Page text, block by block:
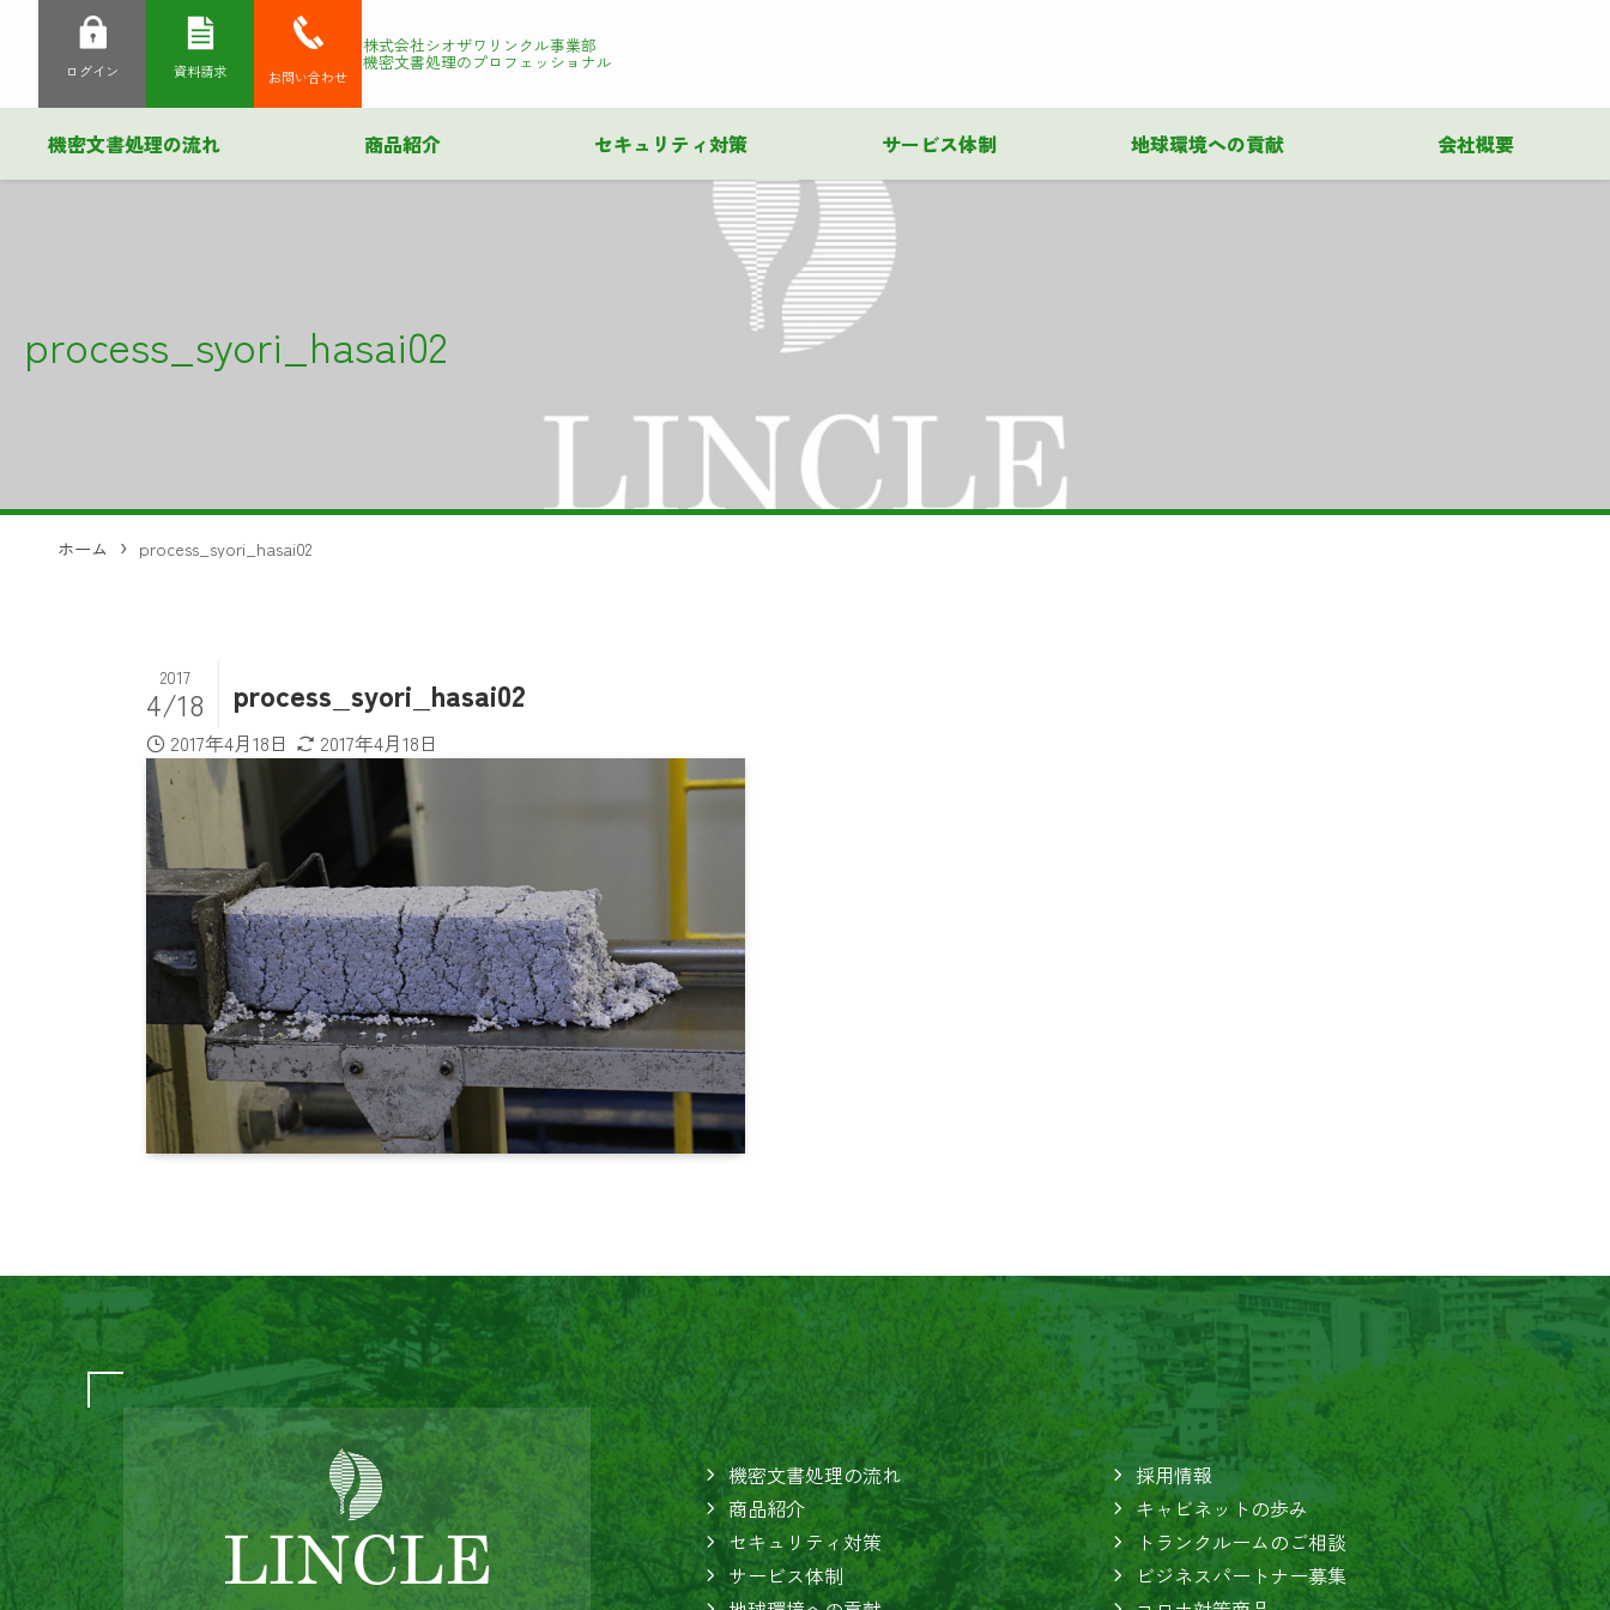
株式会社シオザワリンクル事業部
機密文書処理のプロフェッショナル
ログイン 資料請求 お問い合わせ
機密文書処理の流れ 商品紹介 セキュリティ対策 サービス体制 地球環境への貢献 会社概要
process_syori_hasai02
ホーム process_syori_hasai02
process_syori_hasai02
2017
4/18
2017年4月18日 2017年4月18日
機密文書処理の流れ
商品紹介
セキュリティ対策
サービス体制
採用情報
キャビネットの歩み
トランクルームのご相談
ビジネスパートナー募集